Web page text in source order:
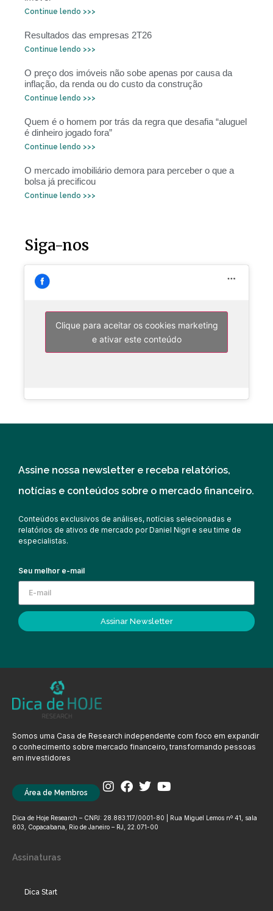
Continue lendo >>>
Resultados das empresas 2T26
Continue lendo >>>
O preço dos imóveis não sobe apenas por causa da
inflação, da renda ou do custo da construção
Continue lendo >>>
Quem é o homem por trás da regra que desafia “aluguel
é dinheiro jogado fora”
Continue lendo >>>
O mercado imobiliário demora para perceber o que a
bolsa já precificou
Continue lendo >>>
Siga-nos
Clique para aceitar os cookies marketing
e ativar este conteúdo
Assine nossa newsletter e receba relatórios,
notícias e conteúdos sobre o mercado financeiro.
Conteúdos exclusivos de análises, notícias selecionadas e
relatórios de ativos de mercado por Daniel Nigri e seu time de
especialistas.
Seu melhor e-mail
Assinar Newsletter
Somos uma Casa de Research independente com foco em expandir
o conhecimento sobre mercado financeiro, transformando pessoas
em investidores
Área de Membros
Dica de Hoje Research – CNPJ: 28.883.117/0001-80 | Rua Miguel Lemos nº 41, sala
603, Copacabana, Rio de Janeiro – RJ, 22.071-00
Assinaturas
Dica Start